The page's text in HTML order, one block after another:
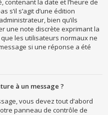
contenant la date et l’heure de
s’il s’agit d’une édition
bien qu’ils
une note discrète exprimant la
les utilisateurs normaux ne
si une réponse a été
à un message ?
vous devez tout d’abord
panneau de contrôle de